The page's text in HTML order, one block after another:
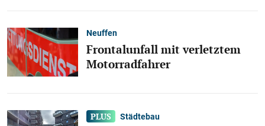
Neuffen
Frontalunfall mit verletztem
Motorradfahrer
Städtebau